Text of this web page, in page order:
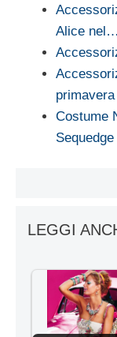
Alice nel…
Costume
Sequedge
LEGGI